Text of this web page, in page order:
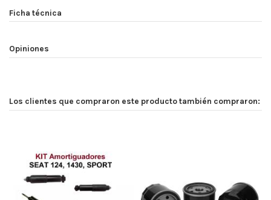
Ficha técnica
Opiniones
Los clientes que compraron este producto también compraron: